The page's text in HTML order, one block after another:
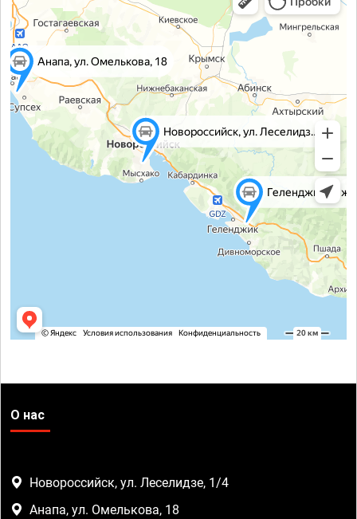
О нас
Новороссийск, ул. Леселидзе, 1/4
Анапа, ул. Омелькова, 18